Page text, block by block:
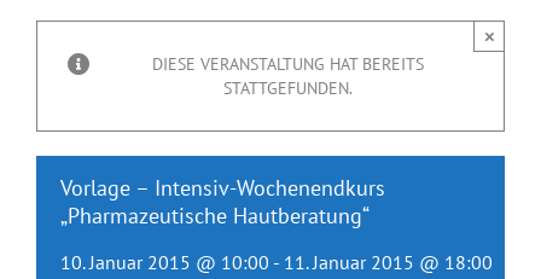
DIESE VERANSTALTUNG HAT BEREITS
STATTGEFUNDEN.
×
Vorlage – Intensiv-Wochenendkurs
„Pharmazeutische Hautberatung“
10. Januar 2015 @ 10:00 - 11. Januar 2015 @ 18:00